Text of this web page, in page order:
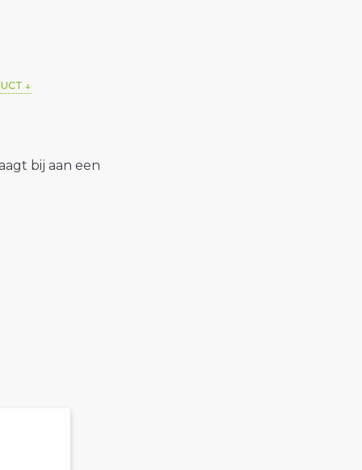
bij aan een